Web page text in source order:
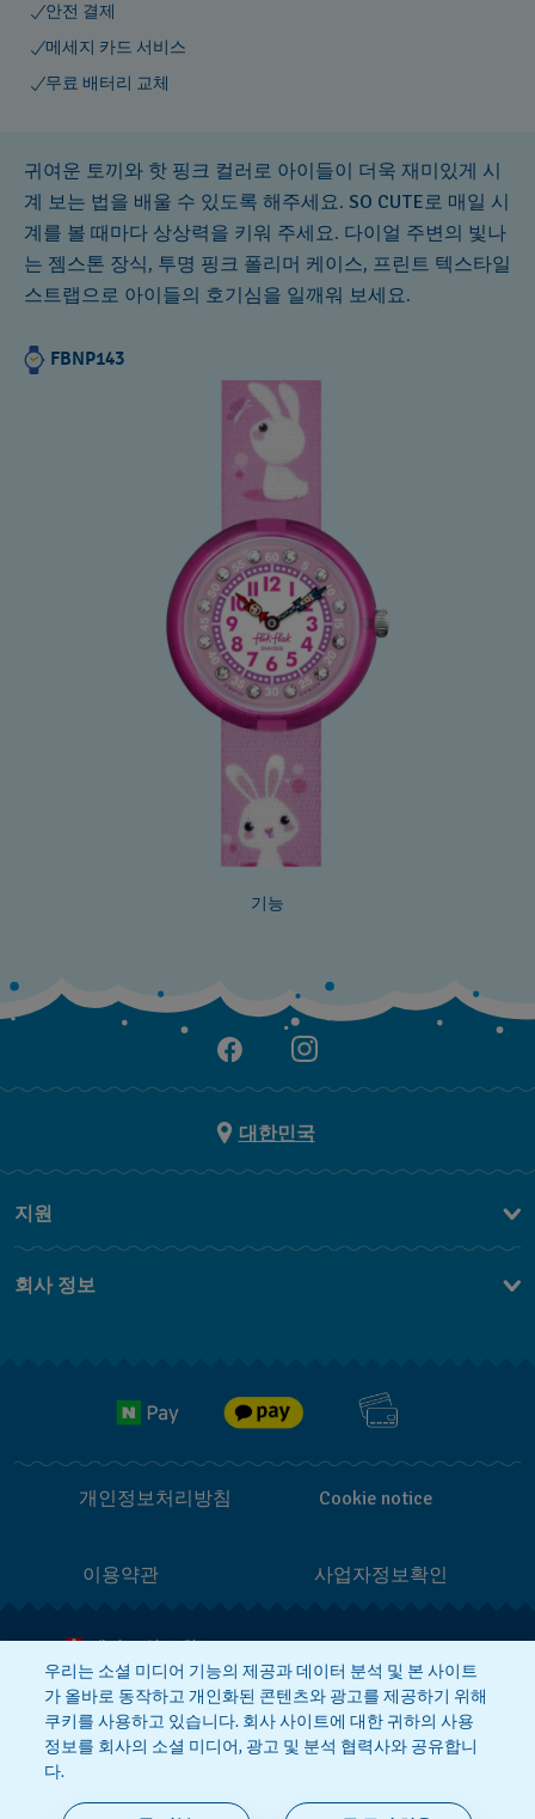
안전 결제
메세지 카드 서비스
무료 배터리 교체
귀여운 토끼와 핫 핑크 컬러로 아이들이 더욱 재미있게 시
계 보는 법을 배울 수 있도록 해주세요. SO CUTE로 매일 시
계를 볼 때마다 상상력을 키워 주세요. 다이얼 주변의 빛나
는 젬스톤 장식, 투명 핑크 폴리머 케이스, 프린트 텍스타일
스트랩으로 아이들의 호기심을 일깨워 보세요.
FBNP143
기능
대한민국
지원
FAQ
회사 정보
개인정보처리방침 Cookie notice
이용약관 사업자정보확인
메이드 인 스위스
상호 : 스와치그룹코리아(주)
대표 : STEPHEN DAMON DE LUCCHI
사업자등록번호: 220-81-01107
주소 : 서울특별시 서대문구 충정로
36, 1,2,10,11층동 | 통신판매신고번호:
2018-서울서대문-0765
connect@swatch.kr
우리는 소셜 미디어 기능의 제공과 데이터 분석 및 본 사이트
가 올바로 동작하고 개인화된 콘텐츠와 광고를 제공하기 위해
쿠키를 사용하고 있습니다. 회사 사이트에 대한 귀하의 사용
정보를 회사의 소셜 미디어, 광고 및 분석 협력사와 공유합니
다.